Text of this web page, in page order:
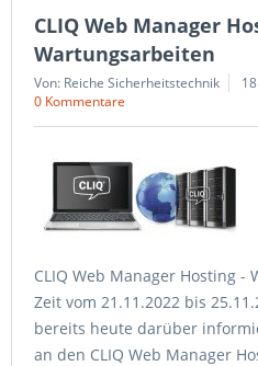
CLIQ Web Manager
Wartungsarbeiten
Von: Reiche Sicherheitstechnik
0 Kommentare
CLIQ Web Manager Hosting
Zeit vom 21.11.2022 bis
bereits heute darüber
an den CLIQ Web Manager